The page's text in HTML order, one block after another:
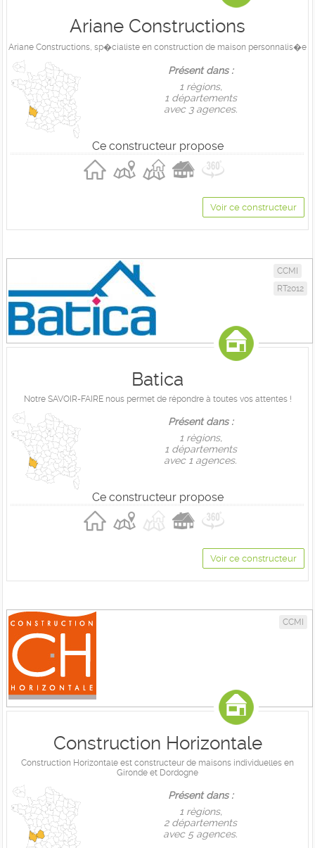
Ariane Constructions
Ariane Constructions, sp�cialiste en construction de maison personnalis�e
Présent dans :
1 règions,
1 départements
avec 3 agences.
Ce constructeur propose
Voir ce constructeur
CCMI
RT2012
Batica
Notre SAVOIR-FAIRE nous permet de répondre à toutes vos attentes !
Présent dans :
1 règions,
1 départements
avec 1 agences.
Ce constructeur propose
Voir ce constructeur
CCMI
Construction Horizontale
Construction Horizontale est constructeur de maisons individuelles en
Gironde et Dordogne
Présent dans :
1 règions,
2 départements
avec 5 agences.